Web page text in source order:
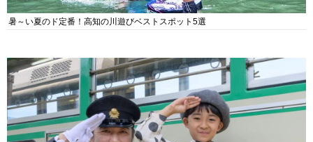
暑～い夏のド定番！高知の川遊びベストスポット5選